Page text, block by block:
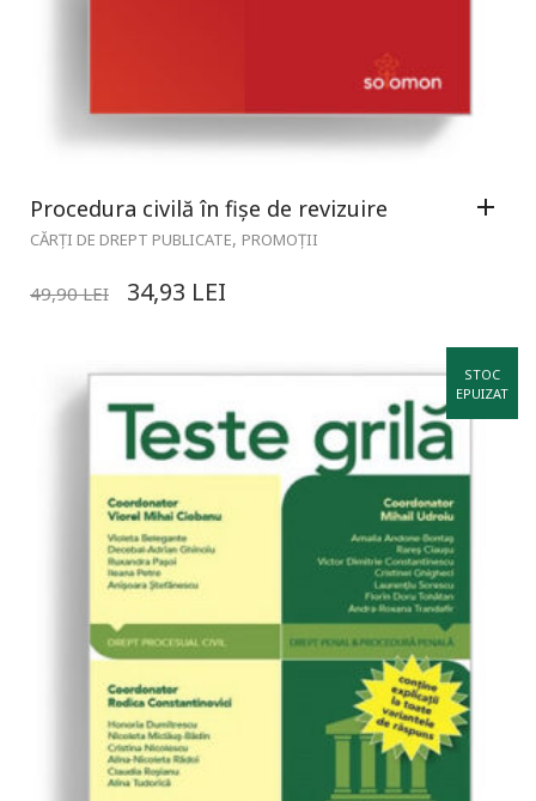
Procedura civilă în fișe de revizuire
CĂRȚI DE DREPT PUBLICATE, PROMOȚII
49,90LEI 34,93 LEI
STOC
EPUIZAT